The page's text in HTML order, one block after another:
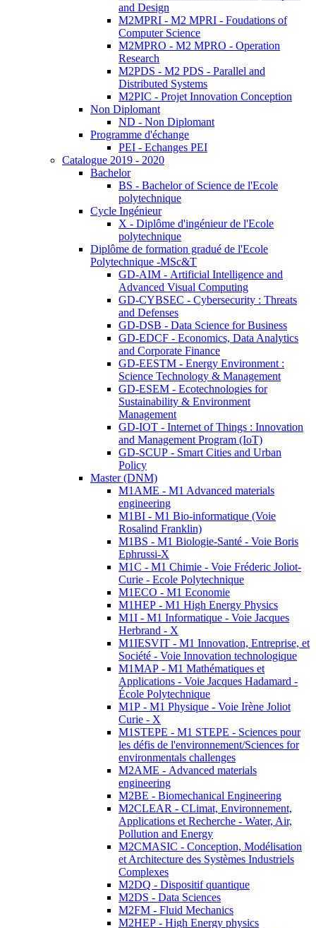
and Design
M2MPRI - M2 MPRI - Foudations of
Computer Science
M2MPRO - M2 MPRO - Operation
Research
M2PDS - M2 PDS - Parallel and
Distributed Systems
M2PIC - Projet Innovation Conception
Non Diplomant
ND - Non Diplomant
Programme d'échange
PEI - Echanges PEI
Catalogue 2019 - 2020
Bachelor
BS - Bachelor of Science de l'Ecole
polytechnique
Cycle Ingénieur
X - Diplôme d'ingénieur de l'Ecole
polytechnique
Diplôme de formation gradué de l'Ecole
Polytechnique -MSc&T
GD-AIM - Artificial Intelligence and
Advanced Visual Computing
GD-CYBSEC - Cybersecurity : Threats
and Defenses
GD-DSB - Data Science for Business
GD-EDCF - Economics, Data Analytics
and Corporate Finance
GD-EESTM - Energy Environment :
Science Technology & Management
GD-ESEM - Ecotechnologies for
Sustainability & Environment
Management
GD-IOT - Internet of Things : Innovation
and Management Program (IoT)
GD-SCUP - Smart Cities and Urban
Policy
Master (DNM)
M1AME - M1 Advanced materials
engineering
M1BI - M1 Bio-informatique (Voie
Rosalind Franklin)
M1BS - M1 Biologie-Santé - Voie Boris
Ephrussi-X
M1C - M1 Chimie - Voie Fréderic Joliot-
Curie - Ecole Polytechnique
M1ECO - M1 Economie
M1HEP - M1 High Energy Physics
M1I - M1 Informatique - Voie Jacques
Herbrand - X
M1IESVIT - M1 Innovation, Entreprise, et
Société - Voie Innovation technologique
M1MAP - M1 Mathématiques et
Applications - Voie Jacques Hadamard -
École Polytechnique
M1P - M1 Physique - Voie Irène Joliot
Curie - X
M1STEPE - M1 STEPE - Sciences pour
les défis de l'environnement/Sciences for
environmentals challenges
M2AME - Advanced materials
engineering
M2BE - Biomechanical Engineering
M2CLEAR - CLimat, Environnement,
Applications et Recherche - Water, Air,
Pollution and Energy
M2CMASIC - Conception, Modélisation
et Architecture des Systèmes Industriels
Complexes
M2DQ - Dispositif quantique
M2DS - Data Sciences
M2FM - Fluid Mechanics
M2HEP - High Energy physics